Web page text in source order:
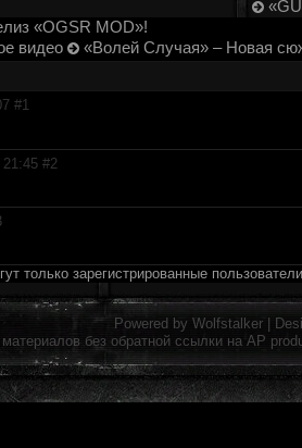
«OGSR MOD»!
видео
«Волей Случая» – Новая
#1
21:45 #2
только зарегистрированные
Powered by Wolfstalker |
без обратной ссылки на AP